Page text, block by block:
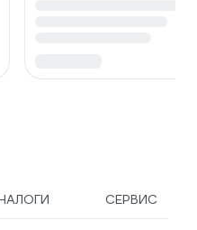
СЕРВИС